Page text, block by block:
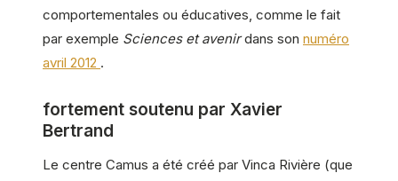
comportementales ou éducatives, comme le fait
par exemple Sciences et avenirdans son numéro
avril 2012 .
fortement soutenu par Xavier
Bertrand
Le centre Camus a été créé par Vinca Rivière (que